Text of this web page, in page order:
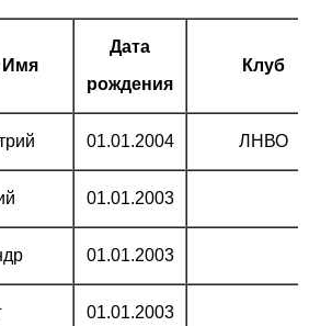
Имя
Дата
рождения
Клуб
01.01.2004 ЛНВО
01.01.2003
01.01.2003
01.01.2003